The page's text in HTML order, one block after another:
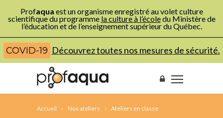
Profaqua est un organisme enregistré au volet culture
scientifique du programme la culture à l’écoledu Ministère de
l’éducation et de l’enseignement supérieur du Québec.
COVID-19 Découvrez toutes nos mesures de sécurité.
Accueil Nos ateliers Ateliers en classe